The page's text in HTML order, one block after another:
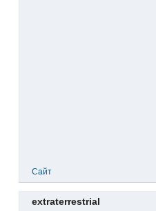
Сайт
extraterrestrial